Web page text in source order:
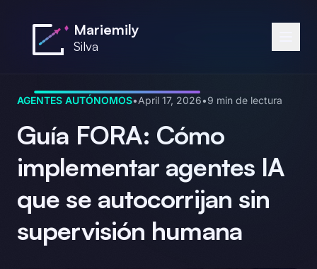
Mariemily
Silva
AGENTES AUTÓNOMOS•April 17, 2026•9 min de lectura
Guía FORA: Cómo
implementar agentes IA
que se autocorrijan sin
supervisión humana